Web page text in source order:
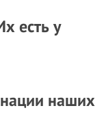
есть у
наших